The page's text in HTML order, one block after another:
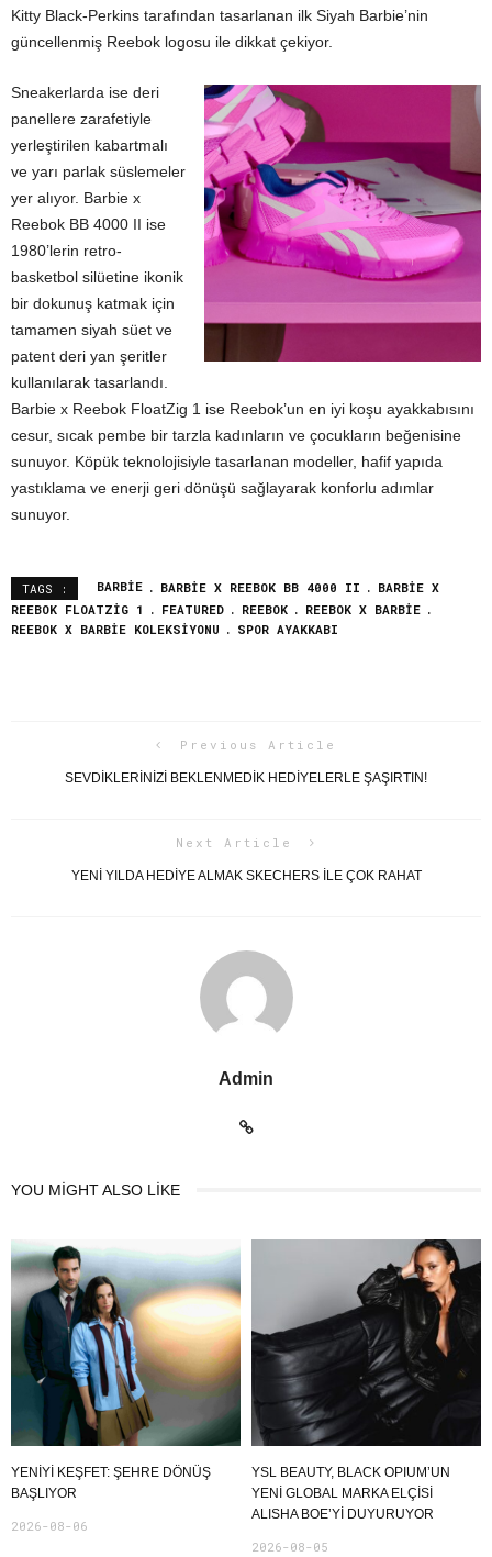
Kitty Black-Perkins tarafından tasarlanan ilk Siyah Barbie’nin
güncellenmiş Reebok logosu ile dikkat çekiyor.
Sneakerlarda ise deri
panellere zarafetiyle
yerleştirilen kabartmalı
ve yarı parlak süslemeler
yer alıyor. Barbie x
Reebok BB 4000 II ise
1980’lerin retro-
basketbol silüetine ikonik
bir dokunuş katmak için
tamamen siyah süet ve
patent deri yan şeritler
kullanılarak tasarlandı.
Barbie x Reebok FloatZig 1 ise Reebok’un en iyi koşu ayakkabısını
cesur, sıcak pembe bir tarzla kadınların ve çocukların beğenisine
sunuyor. Köpük teknolojisiyle tasarlanan modeller, hafif yapıda
yastıklama ve enerji geri dönüşü sağlayarak konforlu adımlar
sunuyor.
TAGS : BARBIE BARBIE X REEBOK BB 4000 II
BARBIE X
REEBOK FLOATZIG 1
FEATURED REEBOK
REEBOK X BARBIE
REEBOK X BARBIE KOLEKSIYONU
SPOR AYAKKABI
Previous Article
SEVDIKLERINIZI BEKLENMEDIK HEDIYELERLE ŞAŞIRTIN!
Next Article
YENİ YILDA HEDİYE ALMAK SKECHERS İLE ÇOK RAHAT
Admin
YOU MIGHT ALSO LIKE
YENIYI KEŞFET: ŞEHRE DÖNÜŞ
BAŞLIYOR
2026-08-06
YSL BEAUTY, BLACK OPIUM’UN
YENİ GLOBAL MARKA ELÇİSİ
ALISHA BOE’Yİ DUYURUYOR
2026-08-05